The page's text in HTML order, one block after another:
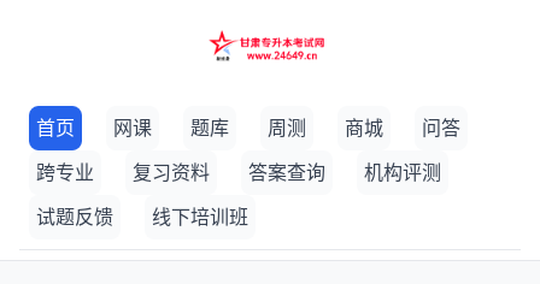
首页 网课 题库 周测 商城
问答
跨专业
复习资料 答案查询
机构评测
试题反馈
线下培训班